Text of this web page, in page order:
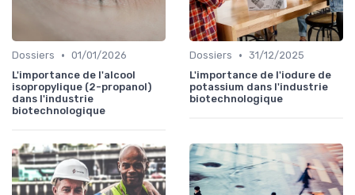
Dossiers • 01/01/2026
L'importance de l'alcool
isopropylique (2-propanol)
dans l'industrie
biotechnologique
Dossiers • 31/12/2025
L'importance de l'iodure de
potassium dans l'industrie
biotechnologique